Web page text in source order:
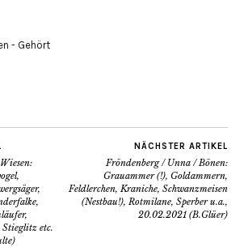
- Gehört
Stieglitz etc.
NÄCHSTER ARTIKEL
Fröndenberg / Unna / Bönen:
Grauammer (!), Goldammern,
Feldlerchen, Kraniche, Schwanzmeisen
(Nestbau!), Rotmilane, Sperber u.a.,
20.02.2021 (B.Glüer)